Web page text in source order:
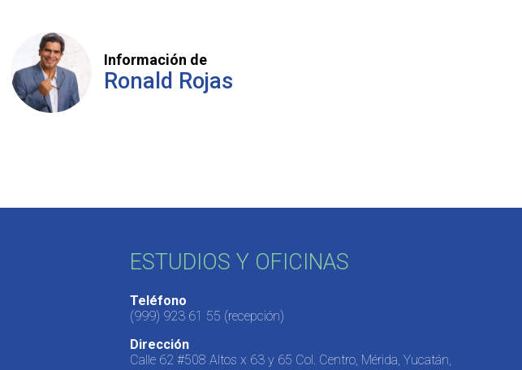
Información de
Ronald Rojas
ESTUDIOS Y OFICINAS
Teléfono
(999) 923 61 55 (recepción)
Dirección
Calle 62 #508 Altos x 63 y 65 Col. Centro, Mérida, Yucatán,